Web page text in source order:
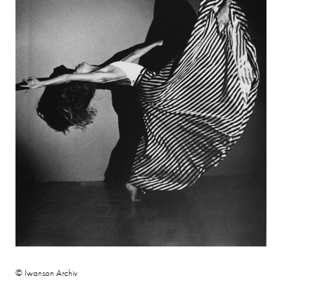
© Iwanson Archiv